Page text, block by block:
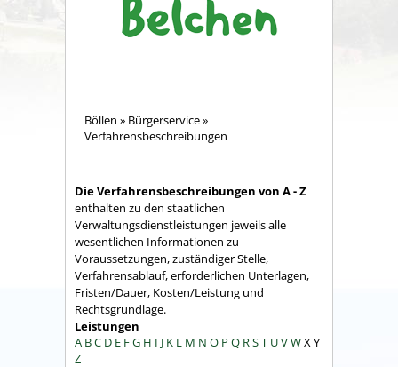
Böllen » Bürgerservice»
Verfahrensbeschreibungen
Die Verfahrensbeschreibungen von A - Z
enthalten zu den staatlichen
Verwaltungsdienstleistungen jeweils alle
wesentlichen Informationen zu
Voraussetzungen, zuständiger Stelle,
Verfahrensablauf, erforderlichen Unterlagen,
Fristen/Dauer, Kosten/Leistung und
Rechtsgrundlage.
Leistungen
A BC D E FG H I J K L M N O P Q RST UVWX Y
Z